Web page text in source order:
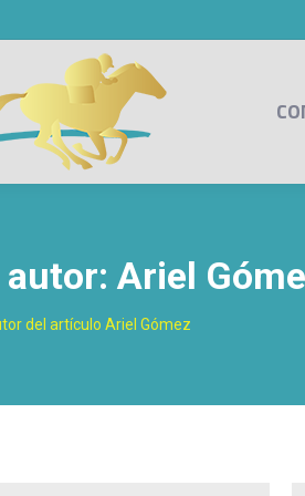
Ariel
del artículo Ariel Gómez